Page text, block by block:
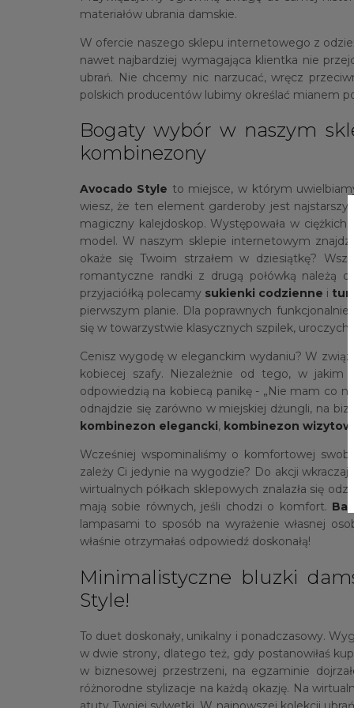
materiałów ubrania damskie.
W ofercie naszego sklepu internetowego z
nawet najbardziej wymagająca klientka nie
ubrań. Nie chcemy nic narzucać, wręcz
polskich producentów lubimy określać mianem
Bogaty wybór w naszym
kombinezony
Avocado Style to miejsce, w którym
wiesz, że ten element garderoby jest
magiczny kalejdoskop. Występowała w
model. W naszym sklepie internetowym
okaże się Twoim strzałem w dziesiątkę?
romantyczne randki z drugą połówką należą
przyjaciółką polecamy sukienki codzienne i
pierwszym planie. Dla poprawnych
się w towarzystwie klasycznych szpilek,
Cenisz wygodę w eleganckim wydaniu? W
kobiecej szafy. Niezależnie od tego, w jakim
odpowiedzią na kobiecą panikę - „Nie mam co
odnajdzie się zarówno w miejskiej dżungli, na
kombinezon elegancki, kombinezon wizytowy
Wcześniej wspominaliśmy o komfortowej
zależy Ci jedynie na wygodzie? Do akcji
wirtualnych półkach sklepowych znalazła się
mają sobie równych, jeśli chodzi o komfort.
lampasami to sposób na wyrażenie własnej
właśnie otrzymałaś odpowiedź doskonałą!
Minimalistyczne bluzki
Style!
To duet doskonały, unikalny i ponadczasowy.
w dwie strony, dlatego też, gdy postanowiłaś
w biznesowej przestrzeni, na egzaminie
różnorodne stylizacje na każdą okazję. Na